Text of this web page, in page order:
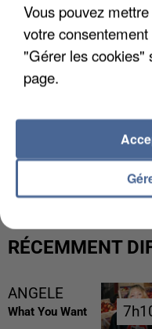
L’UN DES
MAFIA INTERPELLÉ
RÉCEMMENT
ANGELE
What You Want
Vous pouvez
votre
"Gérer les cookies"
page.